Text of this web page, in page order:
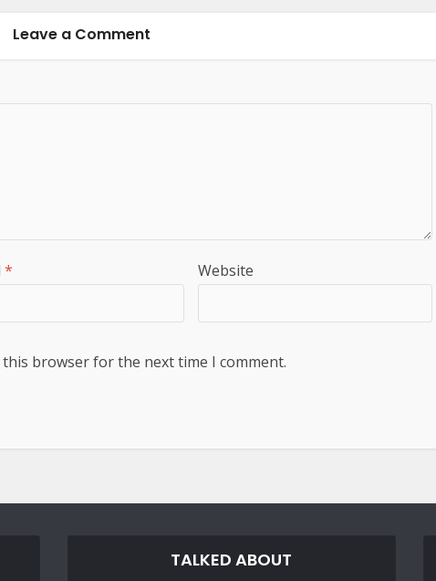
Leave a Comment
* Website
browser for the next time I comment.
TALKED ABOUT